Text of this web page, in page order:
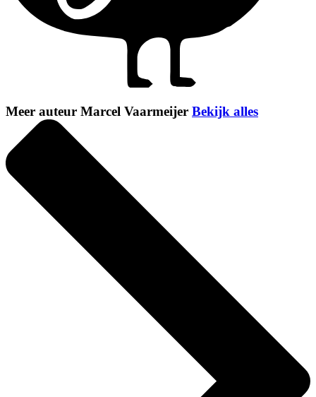
Meer auteur Marcel Vaarmeijer Bekijk alles